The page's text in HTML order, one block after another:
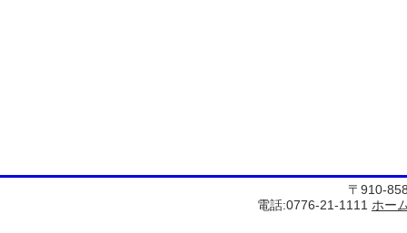
〒910-
電話:0776-21-1111 ホー